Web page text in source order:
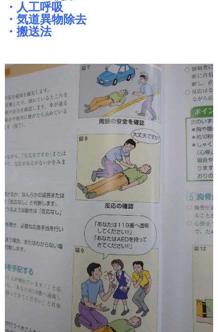
・人工呼吸
・気道異物除去
・搬送法